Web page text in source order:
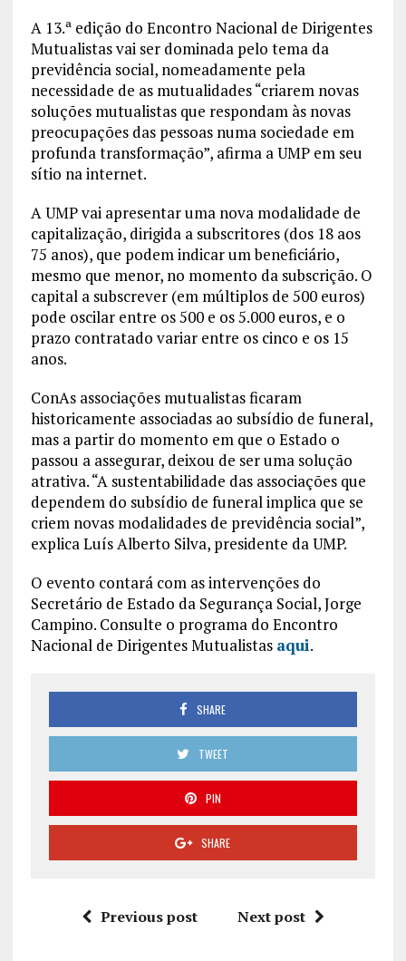
A 13.ª edição do Encontro Nacional de Dirigentes
Mutualistas vai ser dominada pelo tema da
previdência social, nomeadamente pela
necessidade de as mutualidades “criarem novas
soluções mutualistas que respondam às novas
preocupações das pessoas numa sociedade em
profunda transformação”, afirma a UMP em seu
sítio na internet.
A UMP vai apresentar uma nova modalidade de
capitalização, dirigida a subscritores (dos 18 aos
75 anos), que podem indicar um beneficiário,
mesmo que menor, no momento da subscrição. O
capital a subscrever (em múltiplos de 500 euros)
pode oscilar entre os 500 e os 5.000 euros, e o
prazo contratado variar entre os cinco e os 15
anos.
ConAs associações mutualistas ficaram
historicamente associadas ao subsídio de funeral,
mas a partir do momento em que o Estado o
passou a assegurar, deixou de ser uma solução
atrativa. “A sustentabilidade das associações que
dependem do subsídio de funeral implica que se
criem novas modalidades de previdência social”,
explica Luís Alberto Silva, presidente da UMP.
O evento contará com as intervenções do
Secretário de Estado da Segurança Social, Jorge
Campino. Consulte o programa do Encontro
Nacional de Dirigentes Mutualistas aqui.
SHARE
TWEET
PIN
SHARE
Previous post Next post